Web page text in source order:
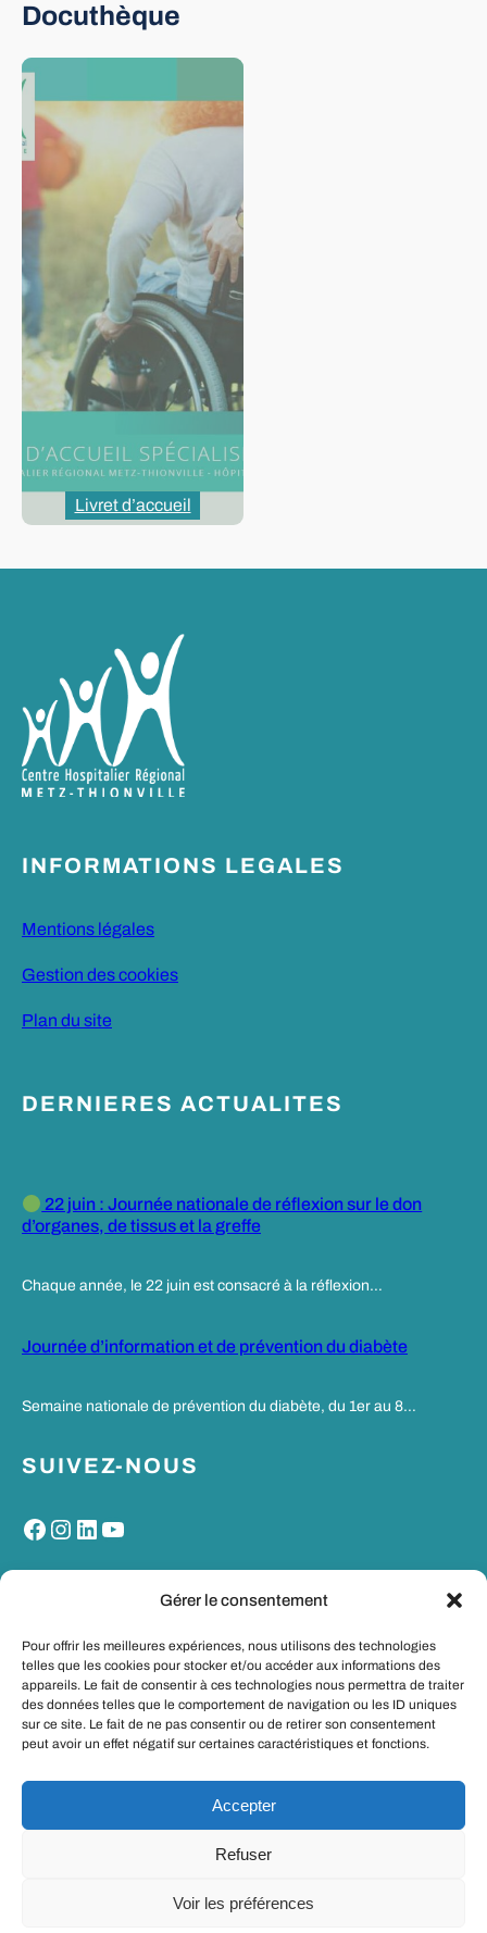
Gérer le consentement
Pour offrir les meilleures expériences, nous utilisons des technologies
telles que les cookies pour stocker et/ou accéder aux informations des
appareils. Le fait de consentir à ces technologies nous permettra de traiter
des données telles que le comportement de navigation ou les ID uniques
sur ce site. Le fait de ne pas consentir ou de retirer son consentement
peut avoir un effet négatif sur certaines caractéristiques et fonctions.
Accepter
Refuser
Voir les préférences
Docuthèque
Livret d’accueil
INFORMATIONS LEGALES
Mentions légales
Gestion des cookies
Plan du site
DERNIERES ACTUALITES
22 juin : Journée nationale de réflexion sur le don
d’organes, de tissus et la greffe
Chaque année, le 22 juin est consacré à la réflexion…
Journée d’information et de prévention du diabète
Semaine nationale de prévention du diabète, du 1er au 8…
SUIVEZ-NOUS
Facebook Instagram LinkedIn YouTube
MON PORTAIL SANTE
© Copyright 2025-2026 – CHR Metz-